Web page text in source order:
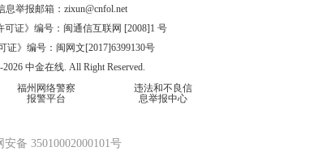
息举报邮箱： zixun@cnfol.net
证》编号：闽通信互联网 [2008]1 号
证》编号：闽网文[2017]6399130号
中金在线. All Right Reserved.
福州网络警察
报警平台
违法和不良信
息举报中心
安备 35010002000101号